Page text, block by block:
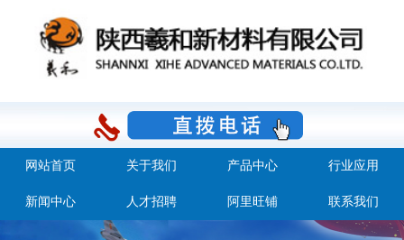
网站首页 关于我们 产品中心 行业应用
新闻中心 人才招聘 阿里旺铺 联系我们